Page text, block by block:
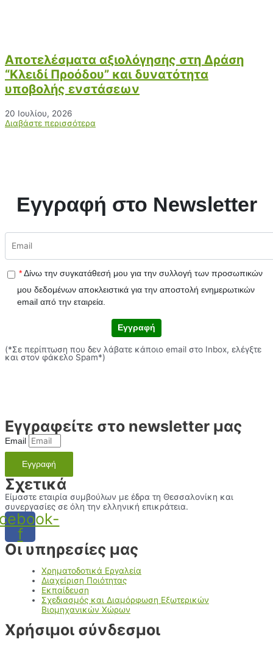
Αποτελέσματα αξιολόγησης στη Δράση
“Κλειδί Προόδου” και δυνατότητα
υποβολής ενστάσεων
20 Ιουλίου, 2026
Διαβάστε περισσότερα
Εγγραφή στο Newsletter
* Δίνω την συγκατάθεσή μου για την συλλογή των προσωπικών
μου δεδομένων αποκλειστικά για την αποστολή ενημερωτικών
email από την εταιρεία.
Εγγραφή
(*Σε περίπτωση που δεν λάβατε κάποιο email στο Inbox, ελέγξτε
και στον φάκελο Spam*)
Εγγραφείτε στο newsletter μας
Email
Εγγραφή
Σχετικά
Είμαστε εταιρία συμβούλων με έδρα τη Θεσσαλονίκη και
συνεργασίες σε όλη την ελληνική επικράτεια.
f
Οι υπηρεσίες μας
Χρηματοδοτικά Εργαλεία
Διαχείριση Ποιότητας
Εκπαίδευση
Σχεδιασμός και Διαμόρφωση Εξωτερικών
Βιομηχανικών Χώρων
Χρήσιμοι σύνδεσμοι